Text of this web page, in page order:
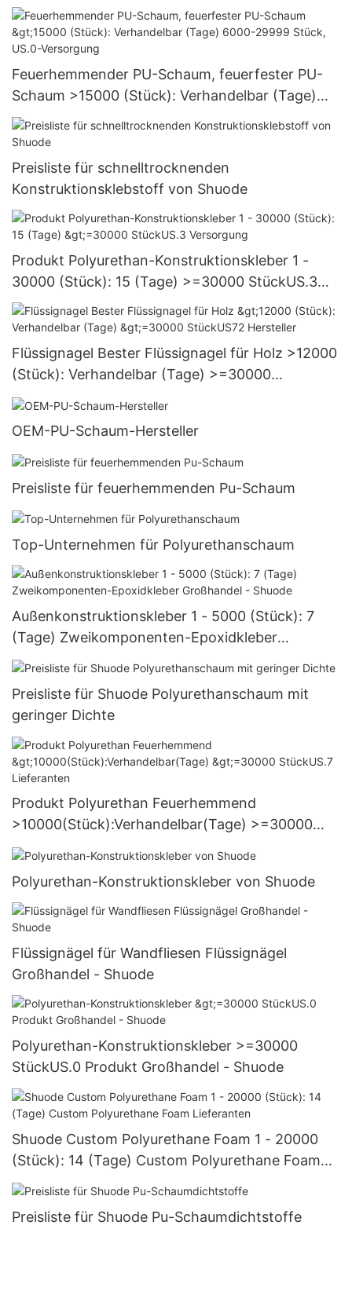
Feuerhemmender PU-Schaum, feuerfester PU-
Schaum >15000 (Stück): Verhandelbar (Tage)
6000-29999 Stück, US.0-Versorgung
Preisliste für schnelltrocknenden
Konstruktionsklebstoff von Shuode
Produkt Polyurethan-Konstruktionskleber 1 -
30000 (Stück): 15 (Tage) >=30000 StückUS.3
Versorgung
Flüssignagel Bester Flüssignagel für Holz >12000
(Stück): Verhandelbar (Tage) >=30000
StückUS72 Hersteller
OEM-PU-Schaum-Hersteller
Preisliste für feuerhemmenden Pu-Schaum
Top-Unternehmen für Polyurethanschaum
Außenkonstruktionskleber 1 - 5000 (Stück): 7
(Tage) Zweikomponenten-Epoxidkleber
Großhandel - Shuode
Preisliste für Shuode Polyurethanschaum mit
geringer Dichte
Produkt Polyurethan Feuerhemmend
>10000(Stück):Verhandelbar(Tage) >=30000
StückUS.7 Lieferanten
Polyurethan-Konstruktionskleber von Shuode
Flüssignägel für Wandfliesen Flüssignägel
Großhandel - Shuode
Polyurethan-Konstruktionskleber >=30000
StückUS.0 Produkt Großhandel - Shuode
Shuode Custom Polyurethane Foam 1 - 20000
(Stück): 14 (Tage) Custom Polyurethane Foam
Lieferanten
Preisliste für Shuode Pu-Schaumdichtstoffe